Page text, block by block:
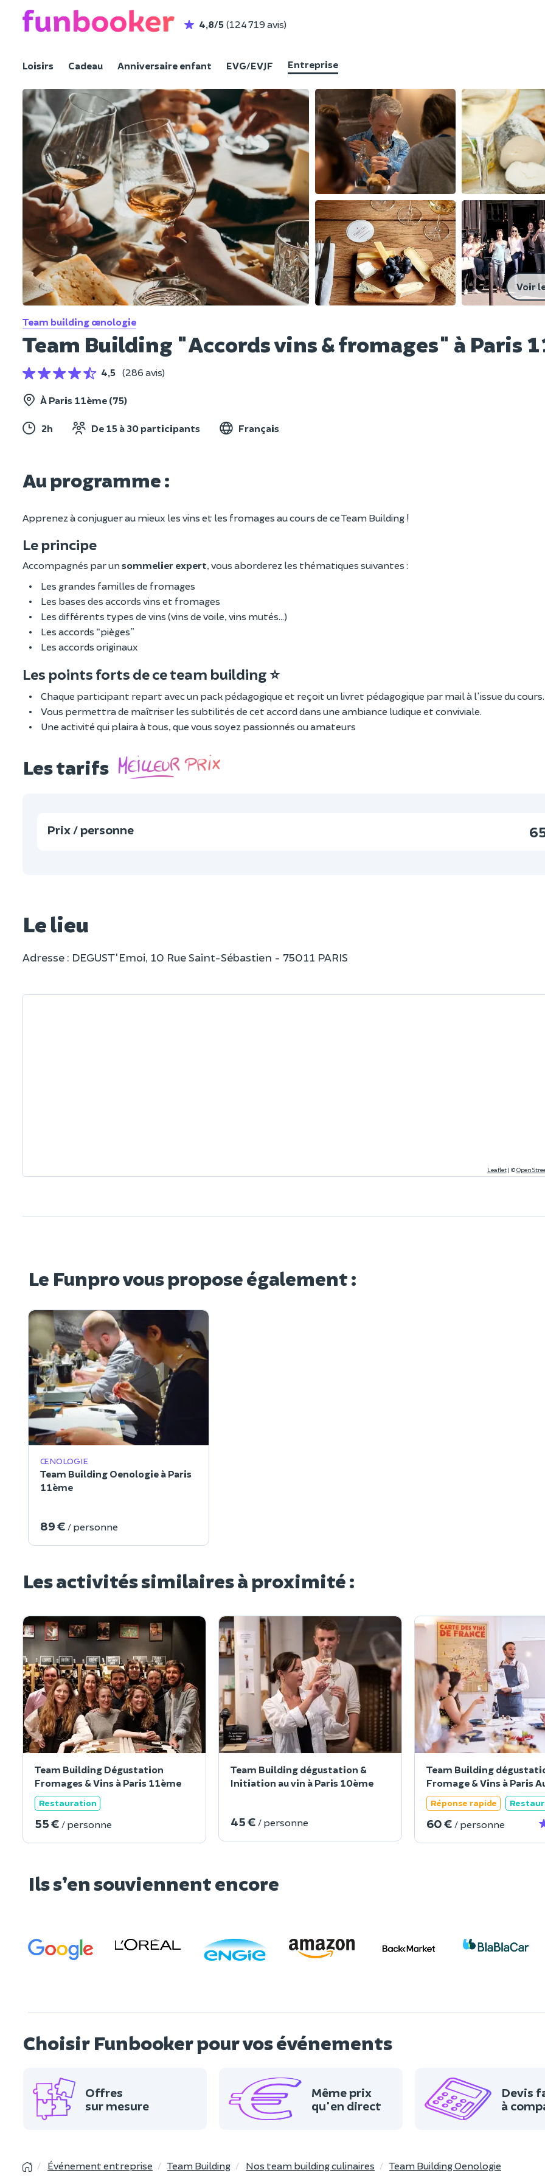
4,8/5 (124 719 avis)
Loisirs Cadeau Anniversaire enfant EVG/EVJF Entreprise
Voir
Team building œnologie
Team Building "Accords vins & fromages" à Paris
4,5 (286 avis)
À Paris 11ème (75)
2h De 15 à 30 participants Français
Au programme :
Apprenez à conjuguer au mieux les vins et les fromages au cours de ce Team Building !
Le principe
Accompagnés par unsommelier expert, vous aborderez les thématiques suivantes :
Les grandes familles de fromages
Les bases des accords vins et fromages
Les différents types de vins (vins de voile, vins mutés…)
Les accords “pièges”
Les accords originaux
Les points forts de ce team building ⭐
Chaque participant repart avec un pack pédagogique et reçoit un livret pédagogique par mail à l'issue du cours.
Vous permettra de maîtriser les subtilités de cet accord dans une ambiance ludique et conviviale.
Une activité qui plaira à tous, que vous soyez passionnés ou amateurs
Les tarifs
Prix / personne
Le lieu
Adresse : DEGUST'Emoi, 10 Rue Saint-Sébastien - 75011 PARIS
Leaflet | ©
Le Funpro vous propose également :
ŒNOLOGIE
Team Building Oenologie à Paris
11ème
89 € / personne
Les activités similaires à proximité :
Team Building Dégustation
Fromages & Vins à Paris 11ème
Restauration
55 € / personne
Team Building dégustation &
Initiation au vin à Paris 10ème
45 € / personne
Team Building
Fromage & Vins à Paris
Réponse rapide
60 € / personne
Ils s’en souviennent encore
Choisir Funbooker pour vos événements
Offres
sur mesure
Même prix
qu'en direct
Devis
à
Événement entreprise Team Building Nos team building culinaires Team Building Oenologie